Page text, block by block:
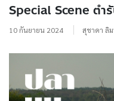
Special Scene ตำ
10 กันยายน 2024 สุชาดา ลิ